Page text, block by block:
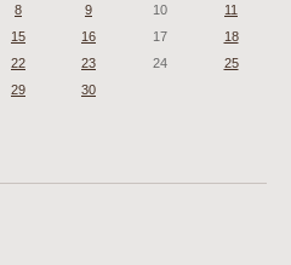
8 9 10
11
15 16 17
18
22 23 24
25
29 30